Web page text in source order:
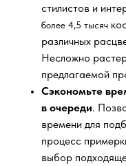
стилистов и
более 4,5 тысяч
различных
Несложно
предлагаемой
Сэкономьте
в очереди.
времени для
процесс
выбор